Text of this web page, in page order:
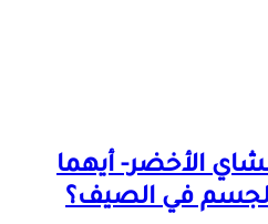
الأخضر- أيهما
في الصيف؟